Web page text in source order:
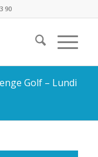
90
Golf – Lundi